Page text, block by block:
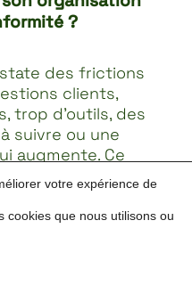
?
des frictions
clients,
trop d’outils, des
suivre ou une
augmente. Ce
pour faire le
sur votre
votre expérience de
cookies que nous utilisons ou